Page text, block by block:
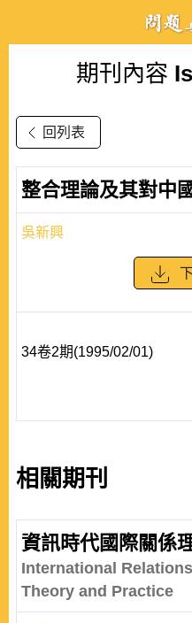
期刊內容
回列表
整合理論及其對中
吳新興
34卷2期(1995/02/01)
相關期刊
資訊時代國際關係
International
Theory and Practice